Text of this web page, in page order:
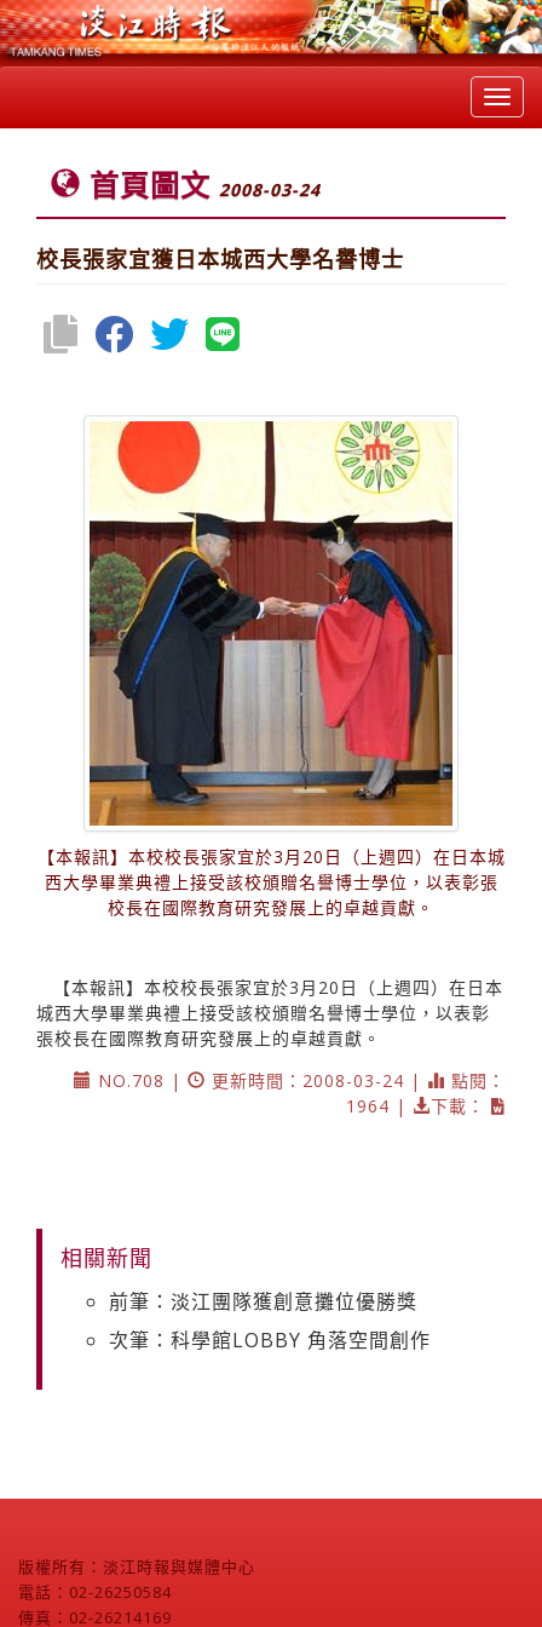
首頁圖文 2008-03-24
校長張家宜獲日本城西大學名譽博士
【本報訊】本校校長張家宜於3月20日（上週四）在日本城
西大學畢業典禮上接受該校頒贈名譽博士學位，以表彰張
校長在國際教育研究發展上的卓越貢獻。
【本報訊】本校校長張家宜於3月20日（上週四）在日本
城西大學畢業典禮上接受該校頒贈名譽博士學位，以表彰
張校長在國際教育研究發展上的卓越貢獻。
NO.708 |
更新時間：2008-03-24 |
點閱：
1964 |
下載：
相關新聞
前筆：淡江團隊獲創意攤位優勝獎
次筆：科學館LOBBY 角落空間創作
版權所有：淡江時報與媒體中心
電話：02-26250584
傳真：02-26214169